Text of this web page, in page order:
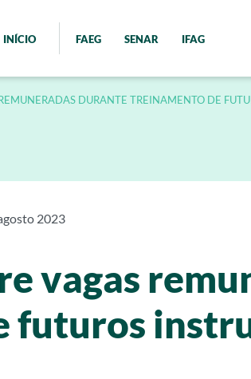
INÍCIO FAEG SENAR IFAG
DURANTE TREINAMENTO DE
2023
vagas
futuros